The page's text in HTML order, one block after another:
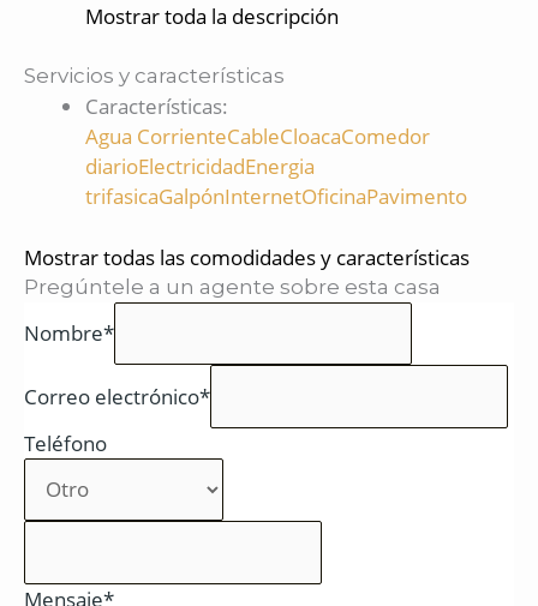
Mostrar toda la descripción
Servicios y características
Características:
Agua CorrienteCableCloacaComedor
diarioElectricidadEnergia
trifasicaGalpónInternetOficinaPavimento
Mostrar todas las comodidades y características
Pregúntele a un agente sobre esta casa
Nombre*
Correo electrónico*
Teléfono
Mensaje*